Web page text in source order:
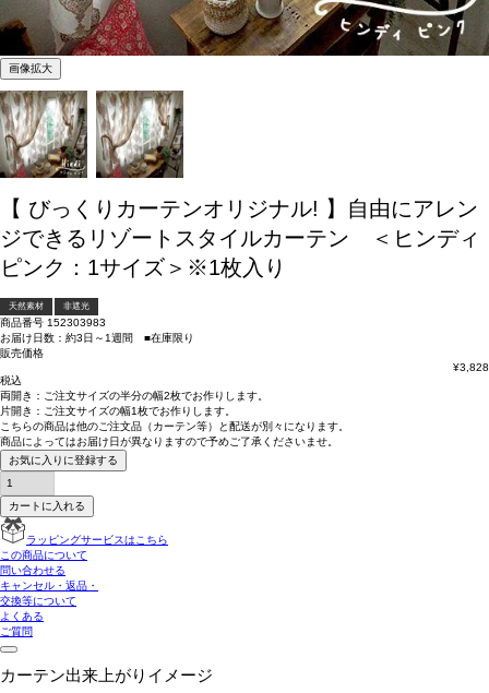
画像拡大
【 びっくりカーテンオリジナル! 】自由にアレン
ジできるリゾートスタイルカーテン ＜ヒンディ
ピンク：1サイズ＞※1枚入り
天然素材 非遮光
商品番号 152303983
お届け日数：約3日～1週間 ■在庫限り
販売価格
¥3,828
税込
両開き： ご注文サイズの半分の幅2枚でお作りします。
片開き： ご注文サイズの幅1枚でお作りします。
こちらの商品は他のご注文品（カーテン等）と配送が別々 になります。
商品によってはお届け日が異なりますので予めご了承くださいませ。
お気に入りに登録する
カートに入れる
ラッピングサービスはこちら
この商品について
問い合わせる
キャンセル・返品・
交換等について
よくある
ご質問
カーテン出来上がりイメージ